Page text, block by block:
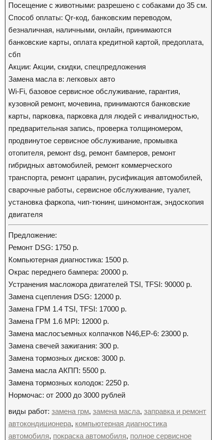
Посещение с животными: разрешено с собаками до 35 см.
Способ оплаты: Qr-код, банковским переводом,
безналичная, наличными, онлайн, принимаются
банковские карты, оплата кредитной картой, предоплата,
сбп
Акции: Акции, скидки, спецпредложения
Замена масла в: легковых авто
Wi-Fi, базовое сервисное обслуживание, гарантия,
кузовной ремонт, мочевина, принимаются банковские
карты, парковка, парковка для людей с инвалидностью,
предварительная запись, проверка толщиномером,
продвинутое сервисное обслуживание, промывка
отопителя, ремонт dsg, ремонт бамперов, ремонт
гибридных автомобилей, ремонт коммерческого
транспорта, ремонт царапин, русификация автомобилей,
сварочные работы, сервисное обслуживание, туалет,
установка фаркопа, чип-тюнинг, шиномонтаж, эндоскопия
двигателя
Предложение:
Ремонт DSG: 1750 р.
Компьютерная диагностика: 1500 р.
Окрас переднего бампера: 20000 р.
Устранения масложора двигателей TSI, TFSI: 90000 р.
Замена сцепления DSG: 12000 р.
Замена ГРМ 1.4 TSI, TFSI: 17000 р.
Замена ГРМ 1.6 MPI: 12000 р.
Замена маслосъемных колпачков N46,EP-6: 23000 р.
Замена свечей зажигания: 300 р.
Замена тормозных дисков: 3000 р.
Замена масла АКПП: 5500 р.
Замена тормозных колодок: 2250 р.
Нормочас: от 2000 до 3000 рублей
виды работ: замена грм, замена масла, заправка и ремонт
автокондиционера, компьютерная диагностика
автомобиля, покраска автомобиля, полное сервисное